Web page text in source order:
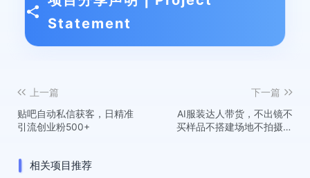
Statement
上一篇
贴吧自动私信获客，日精准
引流创业粉500+
下一篇
AI服装达人带货，不出镜不
买样品不搭建场地不拍摄，
相关项目推荐